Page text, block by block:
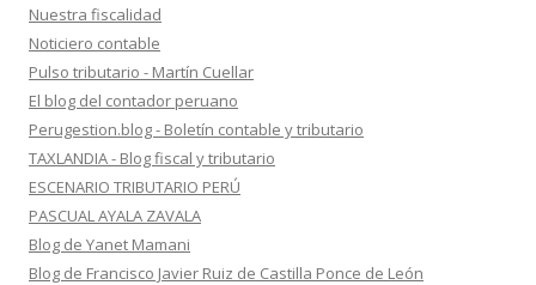
Nuestra fiscalidad
Noticiero contable
Pulso tributario - Martín Cuellar
El blog del contador peruano
Perugestion.blog - Boletín contable y tributario
TAXLANDIA - Blog fiscal y tributario
ESCENARIO TRIBUTARIO PERÚ
PASCUAL AYALA ZAVALA
Blog de Yanet Mamani
Blog de Francisco Javier Ruiz de Castilla Ponce de León